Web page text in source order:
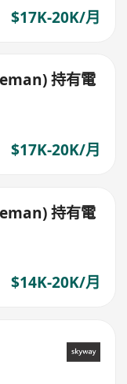
$17K-20K/月
持有電
$17K-20K/月
持有電
$14K-20K/月